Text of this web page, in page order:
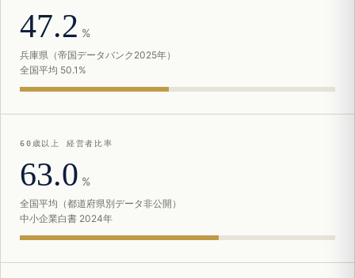
47.2 %
兵庫県（帝国データバンク2025年）
全国平均 50.1%
60歳以上 経営者比率
63.0 %
全国平均（都道府県別データ非公開）
中小企業白書 2024年